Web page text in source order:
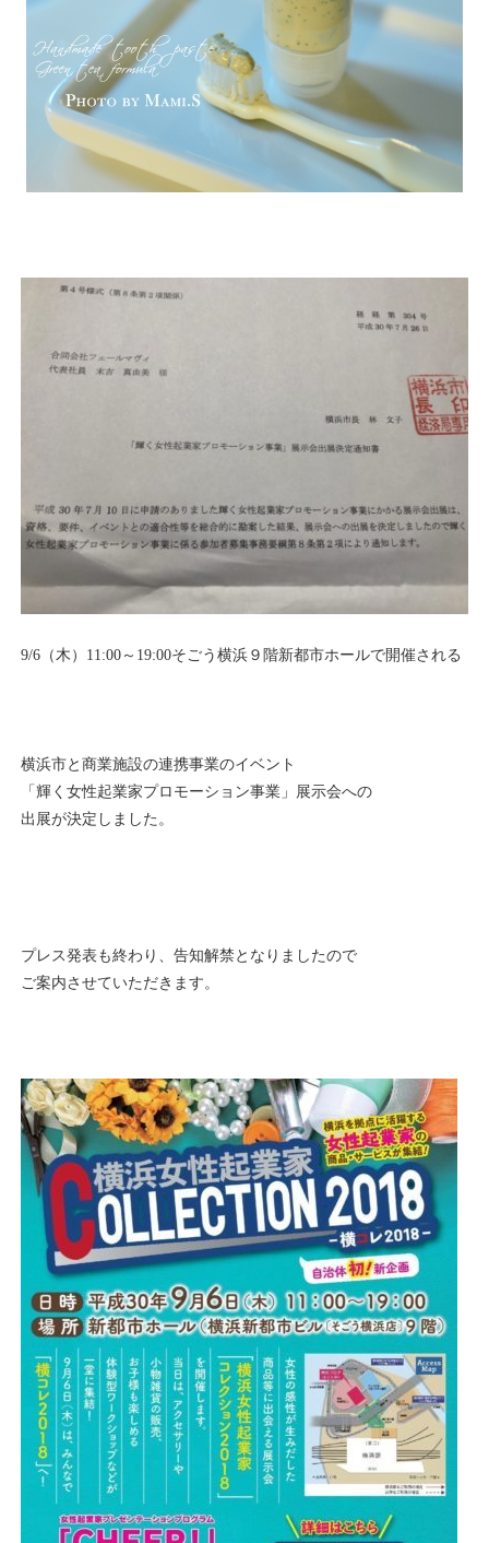
9/6（木）11:00～19:00そごう横浜９階新都市ホールで開催される
横浜市と商業施設の連携事業のイベント
「輝く女性起業家プロモーション事業」展示会への
出展が決定しました。
プレス発表も終わり、告知解禁となりましたので
ご案内させていただきます。